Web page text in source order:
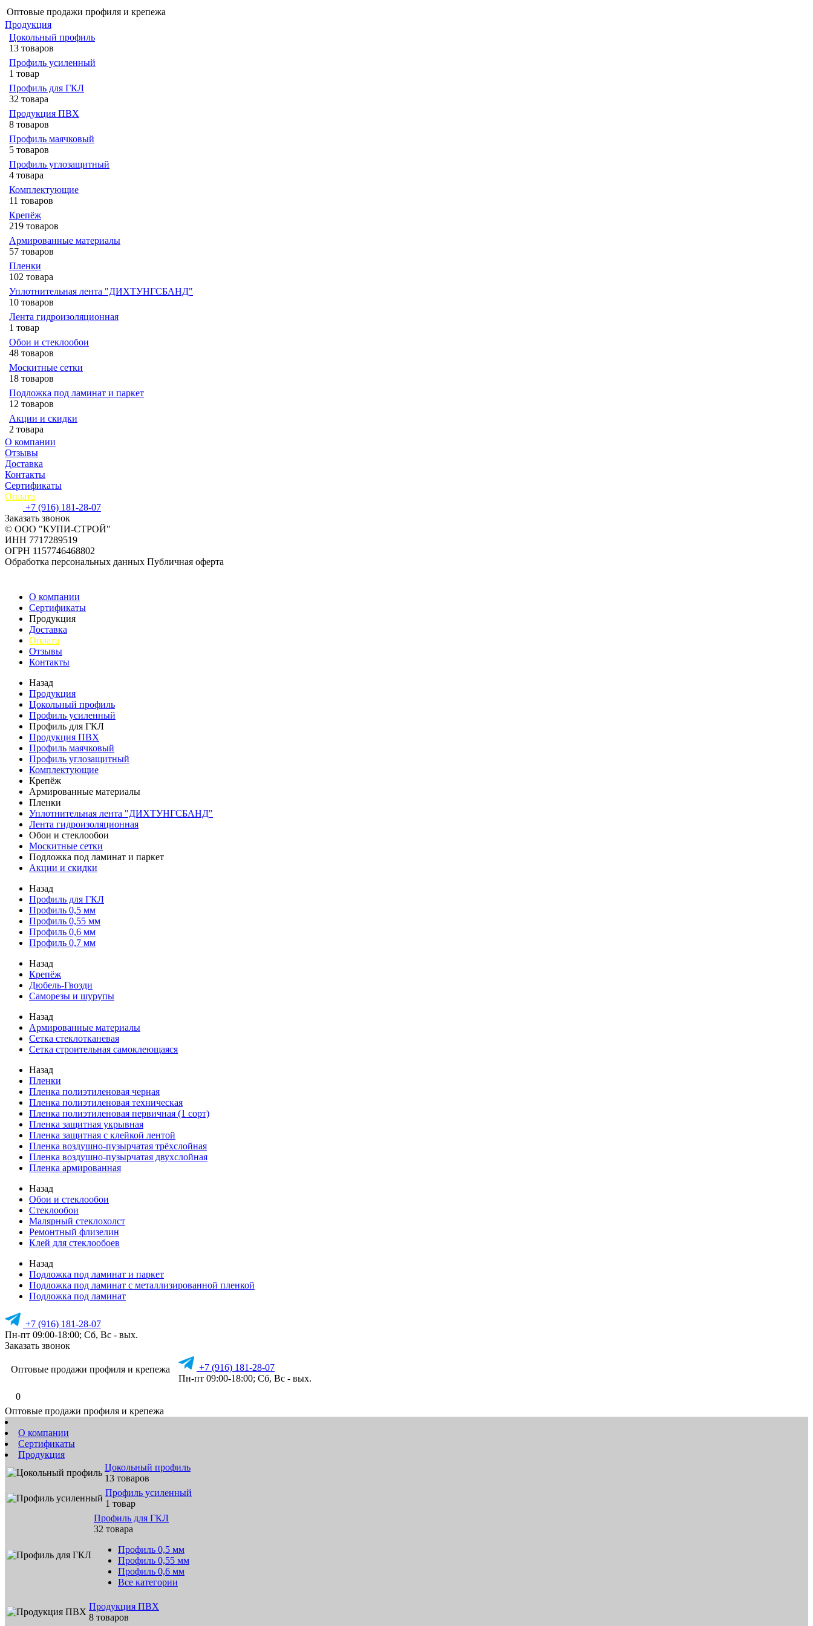
Оптовые продажи профиля и крепежа
Продукция
Цокольный профиль
13 товаров
Профиль усиленный
1 товар
Профиль для ГКЛ
32 товара
Продукция ПВХ
8 товаров
Профиль маячковый
5 товаров
Профиль углозащитный
4 товара
Комплектующие
11 товаров
Крепёж
219 товаров
Армированные материалы
57 товаров
Пленки
102 товара
Уплотнительная лента "ДИХТУНГСБАНД"
10 товаров
Лента гидроизоляционная
1 товар
Обои и стеклообои
48 товаров
Москитные сетки
18 товаров
Подложка под ламинат и паркет
12 товаров
Акции и скидки
2 товара
О компании
Отзывы
Доставка
Контакты
Сертификаты
Оплата
+7 (916) 181-28-07
Заказать звонок
© ООО "КУПИ-СТРОЙ"
ИНН 7717289519
ОГРН 1157746468802
Обработка персональных данных Публичная оферта
О компании
Сертификаты
Продукция
Доставка
Оплата
Отзывы
Контакты
Назад
Продукция
Цокольный профиль
Профиль усиленный
Профиль для ГКЛ
Продукция ПВХ
Профиль маячковый
Профиль углозащитный
Комплектующие
Крепёж
Армированные материалы
Пленки
Уплотнительная лента "ДИХТУНГСБАНД"
Лента гидроизоляционная
Обои и стеклообои
Москитные сетки
Подложка под ламинат и паркет
Акции и скидки
Назад
Профиль для ГКЛ
Профиль 0,5 мм
Профиль 0,55 мм
Профиль 0,6 мм
Профиль 0,7 мм
Назад
Крепёж
Дюбель-Гвозди
Саморезы и шурупы
Назад
Армированные материалы
Сетка стеклотканевая
Сетка строительная самоклеющаяся
Назад
Пленки
Пленка полиэтиленовая черная
Пленка полиэтиленовая техническая
Пленка полиэтиленовая первичная (1 сорт)
Пленка защитная укрывная
Пленка защитная с клейкой лентой
Пленка воздушно-пузырчатая трёхслойная
Пленка воздушно-пузырчатая двухслойная
Пленка армированная
Назад
Обои и стеклообои
Стеклообои
Малярный стеклохолст
Ремонтный флизелин
Клей для стеклообоев
Назад
Подложка под ламинат и паркет
Подложка под ламинат с металлизированной пленкой
Подложка под ламинат
+7 (916) 181-28-07
Пн-пт 09:00-18:00; Сб, Вс - вых.
Заказать звонок
Оптовые продажи профиля и крепежа
+7 (916) 181-28-07
Пн-пт 09:00-18:00; Сб, Вс - вых.
0
Оптовые продажи профиля и крепежа
О компании
Сертификаты
Продукция
Цокольный профиль
13 товаров
Профиль усиленный
1 товар
Профиль для ГКЛ
32 товара
Профиль 0,5 мм
Профиль 0,55 мм
Профиль 0,6 мм
Все категории
Продукция ПВХ
8 товаров